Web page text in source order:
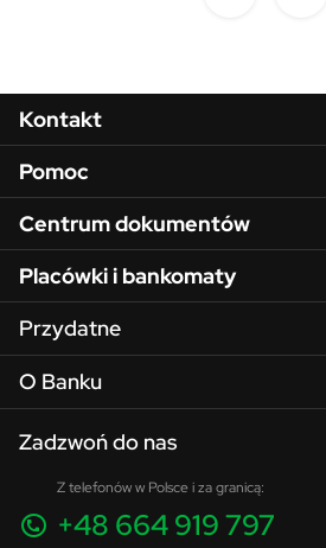
Menu w stopce
Kontakt
Pomoc
Centrum dokumentów
Placówki i bankomaty
Przydatne
O Banku
Zadzwoń do nas
Z telefonów w Polsce i za granicą:
+48 664 919 797